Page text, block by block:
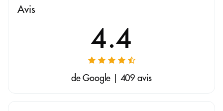
Avis
4.4
de Google | 409 avis